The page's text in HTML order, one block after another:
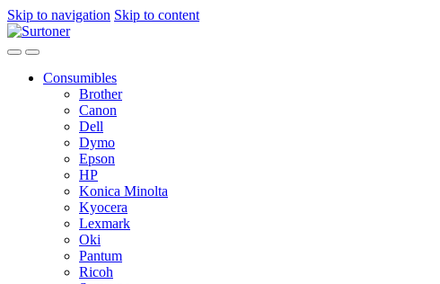
Skip to navigation Skip to content
Consumibles
Brother
Canon
Dell
Dymo
Epson
HP
Konica Minolta
Kyocera
Lexmark
Oki
Pantum
Ricoh